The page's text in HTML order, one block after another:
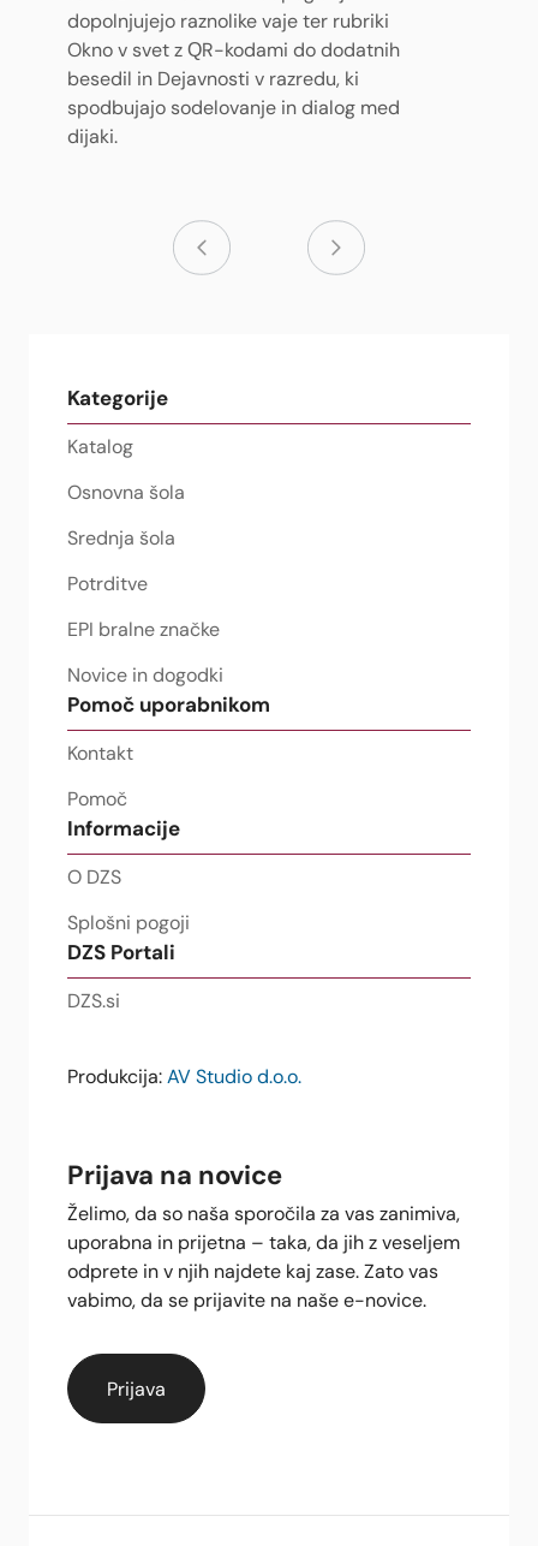
dopolnjujejo raznolike vaje ter rubriki
Okno v svet z QR-kodami do dodatnih
besedil in Dejavnosti v razredu, ki
spodbujajo sodelovanje in dialog med
dijaki.
Kategorije
Katalog
Osnovna šola
Srednja šola
Potrditve
EPI bralne značke
Novice in dogodki
Pomoč uporabnikom
Kontakt
Pomoč
Informacije
O DZS
Splošni pogoji
DZS Portali
DZS.si
Produkcija: AV Studio d.o.o.
Prijava na novice
Želimo, da so naša sporočila za vas zanimiva,
uporabna in prijetna – taka, da jih z veseljem
odprete in v njih najdete kaj zase. Zato vas
vabimo, da se prijavite na naše e-novice.